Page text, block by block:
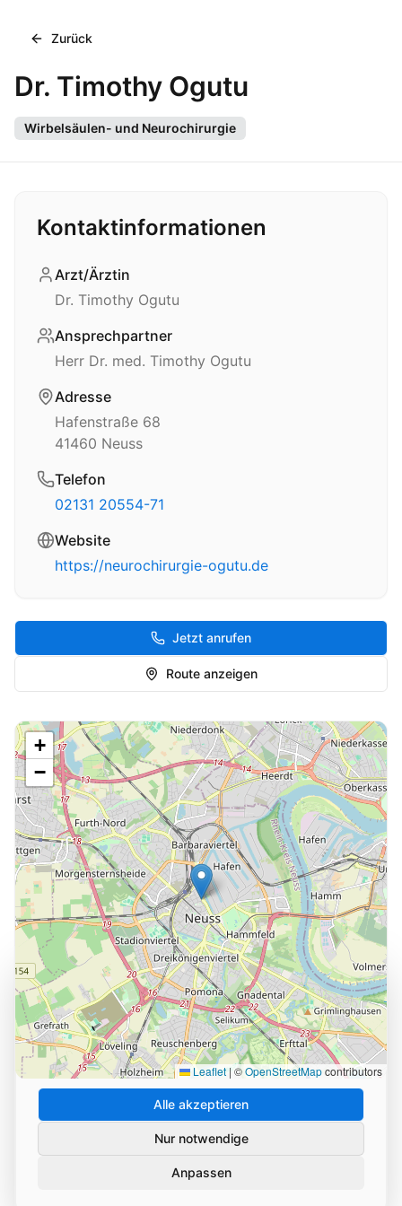
Cookie-Einstellungen
Wir verwenden Cookies und ähnliche Technologien, um
die Nutzung unserer Website zu analysieren und zu
verbessern. Durch Ihre Zustimmung helfen Sie uns,
unseren Service zu optimieren.
Alle akzeptieren
Nur notwendige
Anpassen
Zurück
Dr. Timothy Ogutu
Wirbelsäulen- und Neurochirurgie
Kontaktinformationen
Arzt/Ärztin
Dr. Timothy Ogutu
Ansprechpartner
Herr Dr. med. Timothy Ogutu
Adresse
Hafenstraße 68
41460 Neuss
Telefon
02131 20554-71
Website
https://neurochirurgie-ogutu.de
Jetzt anrufen
Route anzeigen
+
−
Leaflet | ©OpenStreetMapcontributors